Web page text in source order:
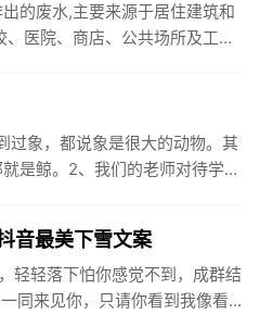
的废水,主要来源于居住建筑和
医院、商店、公共场所及工业
过象，都说象是很大的动物。其
是鲸。2、我们的老师对待学生
音最美下雪文案
轻轻落下怕你感觉不到，成群结
同来见你，只请你看到我像看